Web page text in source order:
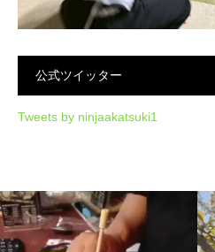
公式ツイッター
Tweets by ninjaakatsuki1